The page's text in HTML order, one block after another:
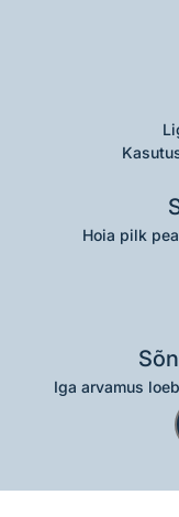
Hoia pilk
Iga arvamus